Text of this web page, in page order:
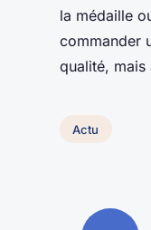
la médaille
commander
qualité, mais
Actu